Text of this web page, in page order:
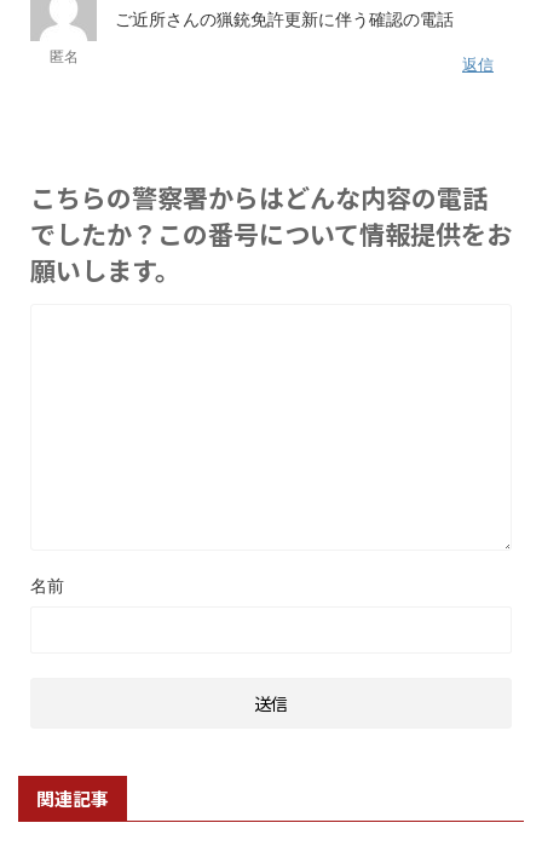
匿名
ご近所さんの猟銃免許更新に伴う確認の電話
返信
こちらの警察署からはどんな内容の電話
でしたか？この番号について情報提供をお
願いします。
名前
関連記事